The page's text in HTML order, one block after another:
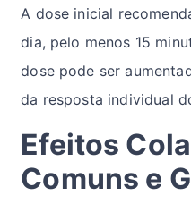
A dose inicial
dia, pelo menos 15
dose pode ser
da resposta individual
Efeitos
Comuns e